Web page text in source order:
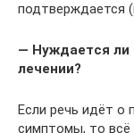
подтверждается
— Нуждается ли
лечении?
Если речь идёт о
симптомы, то всё